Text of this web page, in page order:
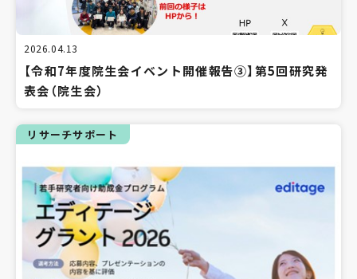
2026.04.13
【令和7年度院生会イベント開催報告③】第5回研究発
表会（院生会）
リサーチサポート